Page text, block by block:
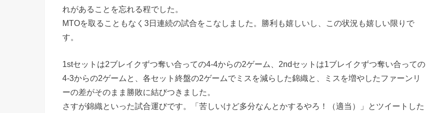
れがあることを忘れる程でした。
MTOを取ることもなく3日連続の試合をこなしました。勝利も嬉しいし、この状況も嬉しい限りで
す。
1stセットは2ブレイクずつ奪い合っての4-4からの2ゲーム、2ndセットは1ブレイクずつ奪い合っての
4-3からの2ゲームと、各セット終盤の2ゲームでミスを減らした錦織と、ミスを増やしたファーンリ
ーの差がそのまま勝敗に結びつきました。
さすが錦織といった試合運びです。「苦しいけど多分なんとかするやろ！（適当）」とツイートした